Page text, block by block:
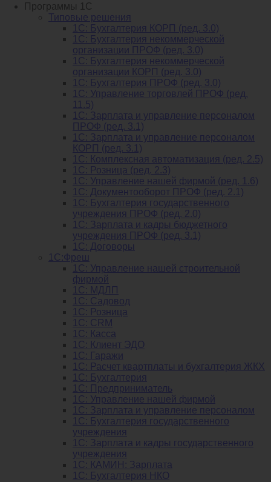
Программы 1С
Типовые решения
1C: Бухгалтерия КОРП (ред. 3.0)
1С: Бухгалтерия некоммерческой
организации ПРОФ (ред. 3.0)
1С: Бухгалтерия некоммерческой
организации КОРП (ред. 3.0)
1C: Бухгалтерия ПРОФ (ред. 3.0)
1C: Управление торговлей ПРОФ (ред.
11.5)
1C: Зарплата и управление персоналом
ПРОФ (ред. 3.1)
1C: Зарплата и управление персоналом
КОРП (ред. 3.1)
1C: Комплексная автоматизация (ред. 2.5)
1С: Розница (ред. 2.3)
1С: Управление нашей фирмой (ред. 1.6)
1С: Документооборот ПРОФ (ред. 2.1)
1C: Бухгалтерия государственного
учреждения ПРОФ (ред. 2.0)
1C: Зарплата и кадры бюджетного
учреждения ПРОФ (ред. 3.1)
1С: Договоры
1С:Фреш
1С: Управление нашей строительной
фирмой
1С: МДЛП
1С: Садовод
1С: Розница
1C: CRM
1C: Касса
1С: Клиент ЭДО
1С: Гаражи
1C: Расчет квартплаты и бухгалтерия ЖКХ
1C: Бухгалтерия
1C: Предприниматель
1C: Управление нашей фирмой
1C: Зарплата и управление персоналом
1C: Бухгалтерия государственного
учреждения
1C: Зарплата и кадры государственного
учреждения
1C: КАМИН: Зарплата
1C: Бухгалтерия НКО